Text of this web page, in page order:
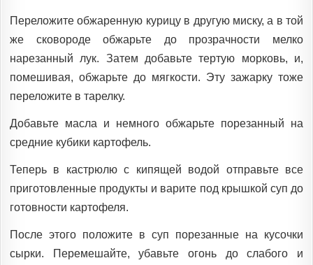
Переложите обжаренную курицу в другую миску, а в той
же сковороде обжарьте до прозрачности мелко
нарезанный лук. Затем добавьте тертую морковь, и,
помешивая, обжарьте до мягкости. Эту зажарку тоже
переложите в тарелку.
Добавьте масла и немного обжарьте порезанный на
средние кубики картофель.
Теперь в кастрюлю с кипящей водой отправьте все
приготовленные продукты и варите под крышкой суп до
готовности картофеля.
После этого положите в суп порезанные на кусочки
сырки. Перемешайте, убавьте огонь до слабого и